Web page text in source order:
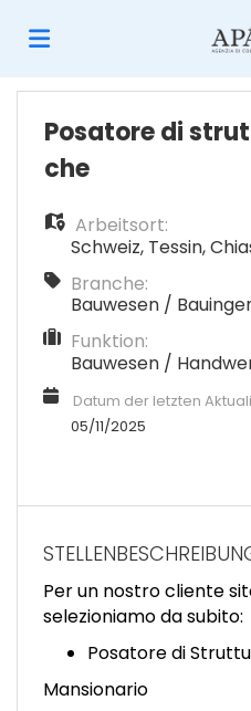
Home
hochladen
Anmelden
Sprache
EN
IT
Posatore di
che
Arbeitsort:
Schweiz, Tessin,
Branche:
Bauwesen /
Funktion:
Bauwesen /
Datum der letzten
05/11/2025
Per un nostro cliente
selezioniamo da subito:
Posatore di
Mansionario